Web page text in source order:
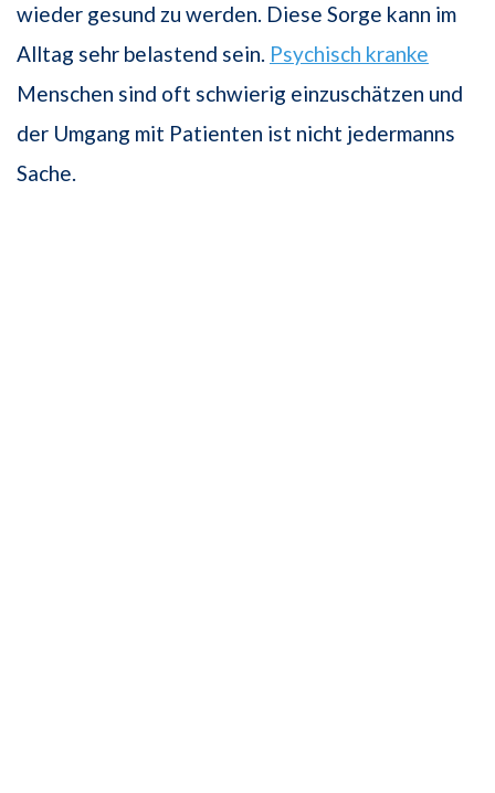
wieder gesund zu werden. Diese Sorge kann im
Alltag sehr belastend sein. Psychisch kranke
Menschen sind oft schwierig einzuschätzen und
der Umgang mit Patienten ist nicht jedermanns
Sache.